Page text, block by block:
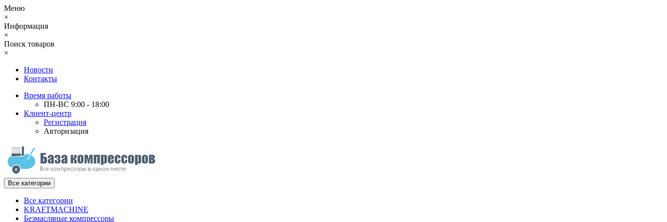
Меню
×
Информация
×
Поиск товаров
×
Новости
Контакты
Время работы
ПН-ВС 9:00 - 18:00
Клиент-центр
Регистрация
Авторизация
Все категории
Все категории
KRAFTMACHINE
Безмасляные компрессоры